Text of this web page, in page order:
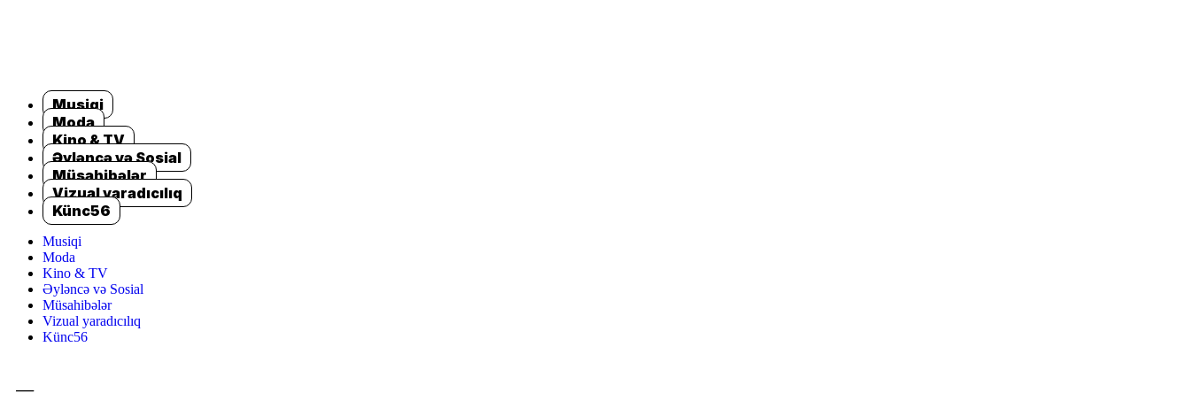
Musiqi
Moda
Kino & TV
Əyləncə və Sosial
Müsahibələr
Vizual yaradıcılıq
Künc56
Musiqi
Moda
Kino & TV
Əyləncə və Sosial
Müsahibələr
Vizual yaradıcılıq
Künc56